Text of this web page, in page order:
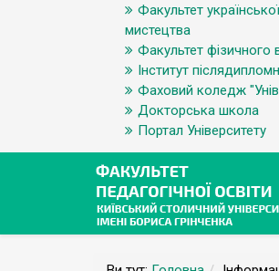
Факультет
мистецтва
Факультет фізичного
Інститут
Фаховий коледж
Докторська школа
Портал Університету